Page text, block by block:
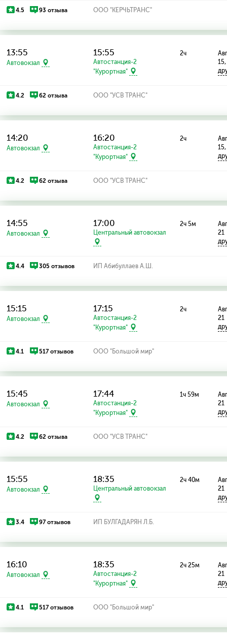
4.5 93 отзыва ООО "КЕРЧЬТРАНС"
13:55
Автовокзал
15:55
Автостанция-2
"Курортная"
2ч
4.2 62 отзыва ООО "УСВ ТРАНС"
14:20
Автовокзал
16:20
Автостанция-2
"Курортная"
2ч
4.2 62 отзыва ООО "УСВ ТРАНС"
14:55
Автовокзал
17:00
Центральный автовокзал
2ч 5м
21
4.4 305 отзывов ИП Абибуллаев А.Ш.
15:15
Автовокзал
17:15
Автостанция-2
"Курортная"
2ч
21
4.1 517 отзывов ООО "Большой мир"
15:45
Автовокзал
17:44
Автостанция-2
"Курортная"
1ч 59м
21
4.2 62 отзыва ООО "УСВ ТРАНС"
15:55
Автовокзал
18:35
Центральный автовокзал
2ч 40м
21
3.4 97 отзывов ИП БУЛГАДАРЯН Л.Б.
16:10
Автовокзал
18:35
Автостанция-2
"Курортная"
2ч 25м
21
4.1 517 отзывов ООО "Большой мир"